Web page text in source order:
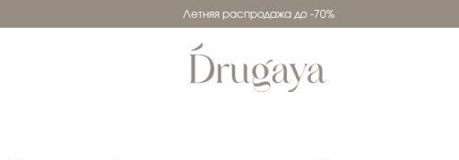
Летняя распродажа до -70%